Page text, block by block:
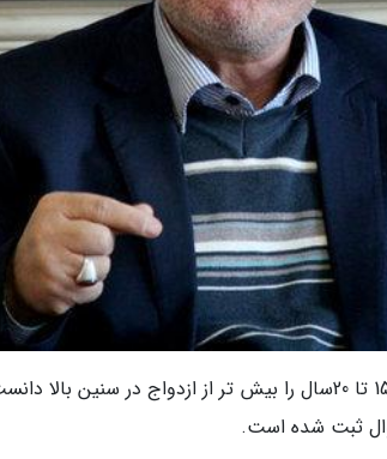
وی برخلاف باور عمومی، بقای ازدواج های بین 15 تا 20سال را بیش تر از
ثبت شده است.